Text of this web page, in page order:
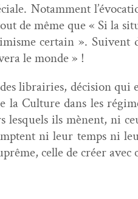
Notam­ment
de même que « Si la
cer­tain ». Suiv­ent
le monde » !
librairies, déci­sion
la Cul­ture dans les
ils mènent, ni
ni leur temps ni
celle de créer